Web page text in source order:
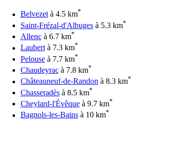
Belvezetà 4.5 km*
Saint-Frézal-d'Albugesà 5.3 km*
Allencà 6.7 km*
Laubertà 7.3 km*
Pelouseà 7.7 km*
Chaudeyracà 7.8 km*
Châteauneuf-de-Randonà 8.3 km*
Chasseradèsà 8.5 km*
Cheylard-l'Évêqueà 9.7 km*
Bagnols-les-Bainsà 10 km*